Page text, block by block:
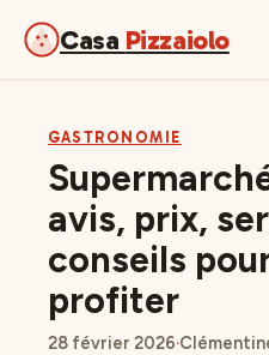
Casa Pizzaiolo
Maison & Déco
Lifestyle
GASTRONOMIE
avis, prix,
conseils
profiter
28 février 2026·